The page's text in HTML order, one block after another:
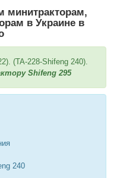
минитракторам,
в Украине в
(TA-228-Shifeng 240).
Shifeng 295
240